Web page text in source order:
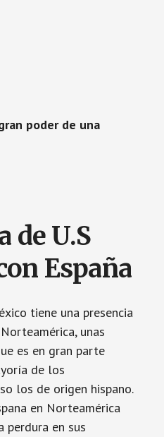
poder de una
de U.S
España
tiene una presencia
unas
es en gran parte
de los
los de origen hispano.
en Norteamérica
perdura en sus